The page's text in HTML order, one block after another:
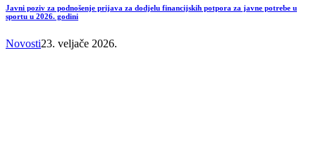
Javni poziv za podnošenje prijava za dodjelu financijskih potpora za javne potrebe u
sportu u 2026. godini
Novosti23. veljače 2026.